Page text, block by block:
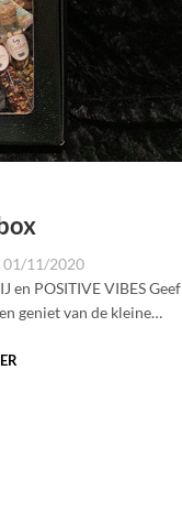
01/11/2020
en POSITIVE VIBES Geef
geniet van de kleine…